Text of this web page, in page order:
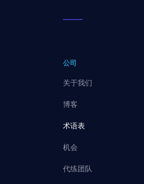
公司
关于我们
博客
术语表
机会
代练团队